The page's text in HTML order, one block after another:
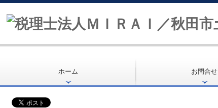
ホーム お問合せ